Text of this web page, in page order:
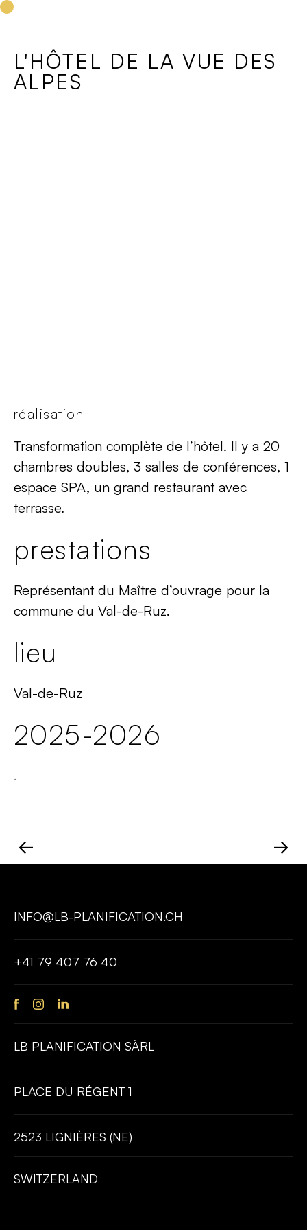
L'HÔTEL DE LA VUE DES
ALPES
réalisation
Transformation complète de l’hôtel. Il y a 20
chambres doubles, 3 salles de conférences, 1
espace SPA, un grand restaurant avec
terrasse.
prestations
Représentant du Maître d’ouvrage pour la
commune du Val-de-Ruz.
lieu
Val-de-Ruz
2025-2026
.
← →
INFO@LB-PLANIFICATION.CH
+41 79 407 76 40
LB PLANIFICATION SÀRL
PLACE DU RÉGENT 1
2523 LIGNIÈRES (NE)
SWITZERLAND